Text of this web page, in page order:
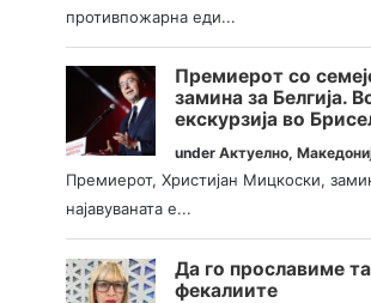
противпожарна еди...
Премиерот со
замина за Белгија.
екскурзија во
underАктуелно,
Премиерот, Христијан Мицкоски,
најавуваната е...
Да го прославиме
фекалиите